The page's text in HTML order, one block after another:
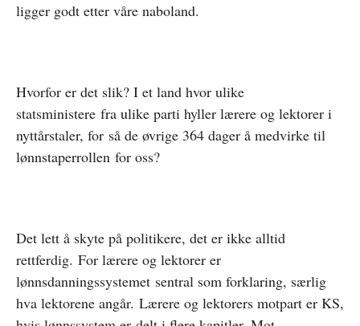
ligger godt etter våre naboland.
Hvorfor er det slik? I et land hvor ulike
statsministere fra ulike parti hyller lærere og lektorer i
nyttårstaler, for så de øvrige 364 dager å medvirke til
lønnstaperrollen for oss?
Det lett å skyte på politikere, det er ikke alltid
rettferdig. For lærere og lektorer er
lønnsdanningssystemet sentral som forklaring, særlig
hva lektorene angår. Lærere og lektorers motpart er KS,